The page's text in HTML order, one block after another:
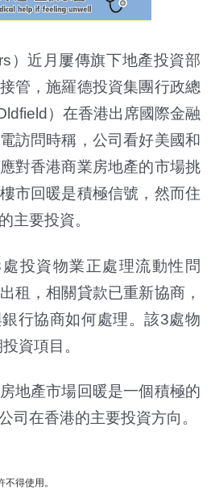
）近月屢傳旗下地產投資部
管，施羅德投資集團行政總
）在香港出席國際金融
訪問時稱，公司看好美國和
對香港商業房地產的市場挑
市回暖是積極信號，然而住
主要投資。
投資物業正處理流動性問
租，相關貸款已重新協商，
行協商如何處理。該3處物
資項目。
地產市場回暖是一個積極的
司在香港的主要投資方向。
得使用。